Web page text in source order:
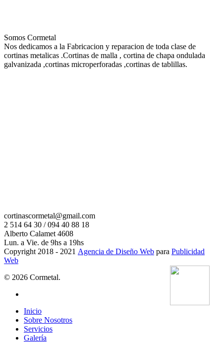
Somos Cormetal
Nos dedicamos a la Fabricacion y reparacion de toda clase de
cortinas metalicas .Cortinas de malla , cortina de chapa ondulada
galvanizada ,cortinas microperforadas ,cortinas de tablillas.
cortinascormetal@gmail.com
2 514 64 30 / 094 40 88 18
Alberto Calamet 4608
Lun. a Vie. de 9hs a 19hs
Copyright 2018 - 2021 Agencia de Diseño Web para Publicidad
Web
© 2026 Cormetal.
Close
Menu
Inicio
Sobre Nosotros
Servicios
Galería